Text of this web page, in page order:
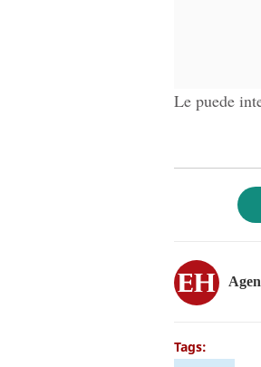
Le puede
Tags: